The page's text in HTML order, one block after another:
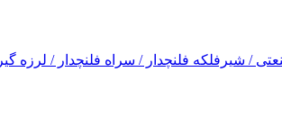
/ شیرفلکه فلنچدار / سراه فلنچدار / لرزه